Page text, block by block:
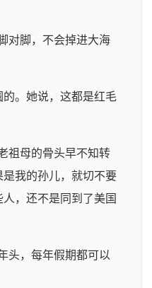
对脚，不会掉进大海
。她说，这都是红毛
祖母的骨头早不知转
我的孙儿，就切不要
，还不是同到了美国
头，每年假期都可以